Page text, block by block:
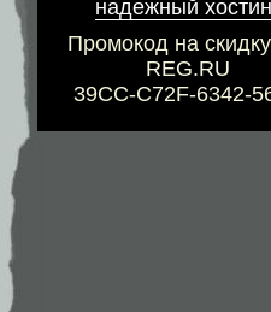
надежный
Промокод на
REG.RU
39CC-C72F-6342-